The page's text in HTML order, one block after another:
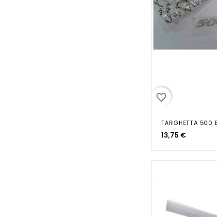
favorite_border
13,75 €